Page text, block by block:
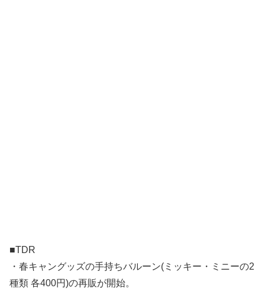
■TDR
・春キャングッズの手持ちバルーン(ミッキー・ミニーの2
種類 各400円)の再販が開始。